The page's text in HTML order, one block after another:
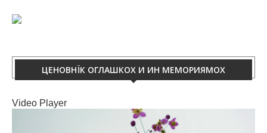
ЦЕНОВНЇК ОГЛАШКОХ И ИН МЕМОРИЯМОХ
Video Player